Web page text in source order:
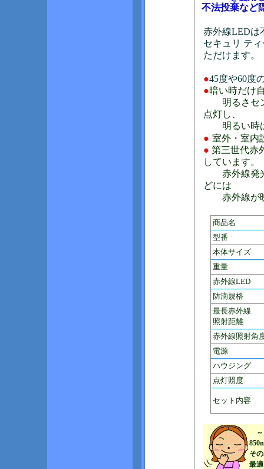
不法投棄など
赤外線LEDは
セキュリ テ
ただけます。
●45度や60度
●暗い時だけ
明るさセン
点灯し、
明るい時は
● 室外・室内
● 第三世代赤
しています。
赤外線発光
どには
赤外線が
商品名
型番
本体サイズ
重量
赤外線LED
防滴規格
最長赤外線
照射距離
赤外線照射角
電源
ハウジング
点灯照度
セット内容
～
そ
最